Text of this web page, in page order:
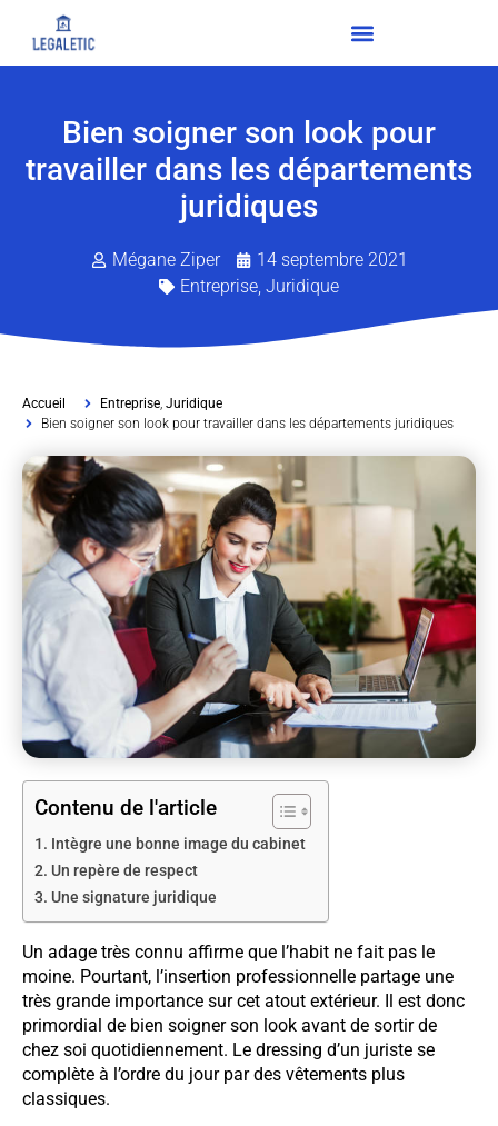
Bien soigner son look pour
travailler dans les départements
juridiques
Mégane Ziper
14 septembre 2021
Entreprise, Juridique
Accueil Entreprise, Juridique
Bien soigner son look pour travailler dans les départements juridiques
Contenu de l'article
Intègre une bonne image du cabinet
Un repère de respect
Une signature juridique
Un adage très connu affirme que l’habit ne fait pas le
moine. Pourtant, l’insertion professionnelle partage une
très grande importance sur cet atout extérieur. Il est donc
primordial de bien soigner son look avant de sortir de
chez soi quotidiennement. Le dressing d’un juriste se
complète à l’ordre du jour par des vêtements plus
classiques.